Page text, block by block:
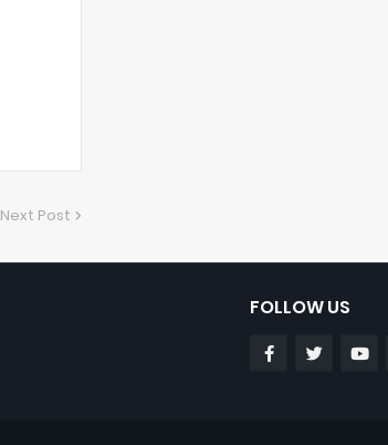
Next Post
FOLLOW US